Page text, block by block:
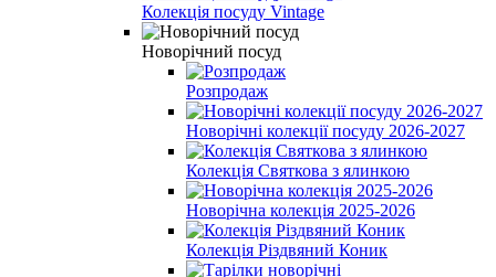
Колекція посуду Vintage
Новорічний посуд
Розпродаж
Новорічні колекції посуду 2026-2027
Колекція Святкова з ялинкою
Новорічна колекція 2025-2026
Колекція Різдвяний Коник